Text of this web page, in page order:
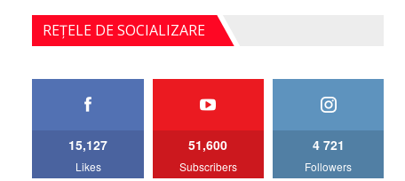
5
Noul Mercedes-Benz S-Class facelift (S 580
4MATIC V223) / Test Drive AutoBlog.MD
27:33
AutoBlog.MD
REȚELE DE SOCIALIZARE
15,127
Likes
51,600
Subscribers
4 721
Followers